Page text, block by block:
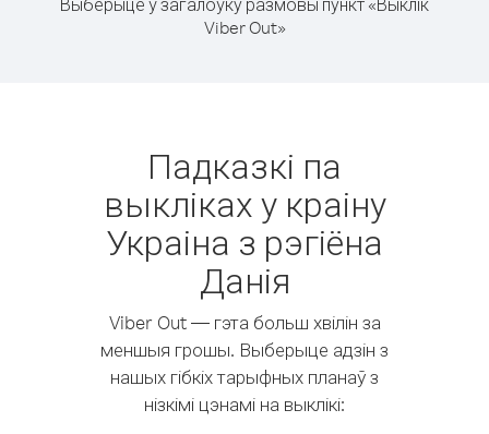
Выберыце ў загалоўку размовы пункт «Выклік
Viber Out»
Падказкі па
выкліках у краіну
Украіна з рэгіёна
Данія
Viber Out — гэта больш хвілін за
меншыя грошы. Выберыце адзін з
нашых гібкіх тарыфных планаў з
нізкімі цэнамі на выклікі: